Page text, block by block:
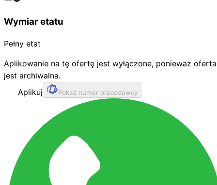
Wymiar etatu
Pełny etat
Aplikowanie na tę ofertę jest wyłączone, ponieważ oferta
jest archiwalna.
Aplikuj
Pokaż numer pracodawcy